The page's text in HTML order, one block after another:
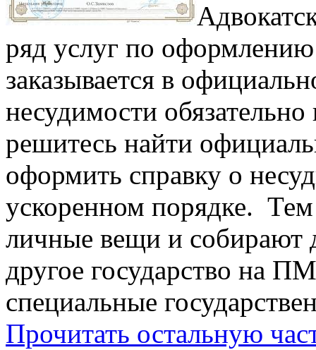
ряд услуг по
заказывается в
несудимости
решитесь найти
оформить справку о
ускоренном порядке.
личные вещи и собирают
другое государство на
специальные
Прочитать остальную